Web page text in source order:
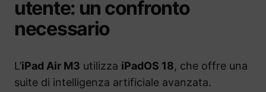
utente: un confronto
necessario
L’iPad Air M3 utilizza iPadOS 18, che offre una
suite di intelligenza artificiale avanzata.